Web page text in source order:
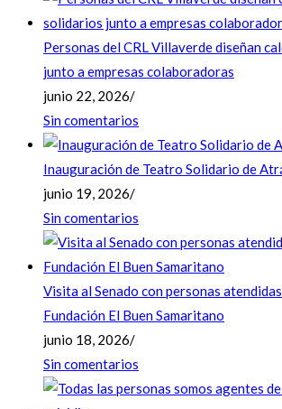
Personas del CRL Villaverde diseñan
junto a empresas colaboradoras
junio 22, 2026/
Sin comentarios
Inauguración de Teatro Solidario de
junio 19, 2026/
Sin comentarios
Visita al Senado con personas
Fundación El Buen Samaritano
junio 18, 2026/
Sin comentarios